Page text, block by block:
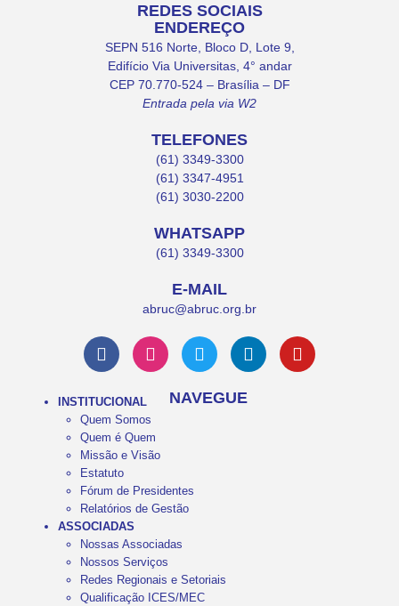
REDES SOCIAIS
ENDEREÇO
SEPN 516 Norte, Bloco D, Lote 9,
Edifício Via Universitas, 4° andar
CEP 70.770-524 – Brasília – DF
Entrada pela via W2
TELEFONES
(61) 3349-3300
(61) 3347-4951
(61) 3030-2200
WHATSAPP
(61) 3349-3300
E-MAIL
abruc@abruc.org.br
NAVEGUE
INSTITUCIONAL
Quem Somos
Quem é Quem
Missão e Visão
Estatuto
Fórum de Presidentes
Relatórios de Gestão
ASSOCIADAS
Nossas Associadas
Nossos Serviços
Redes Regionais e Setoriais
Qualificação ICES/MEC